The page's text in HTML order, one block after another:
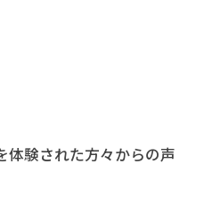
体験された方々からの声